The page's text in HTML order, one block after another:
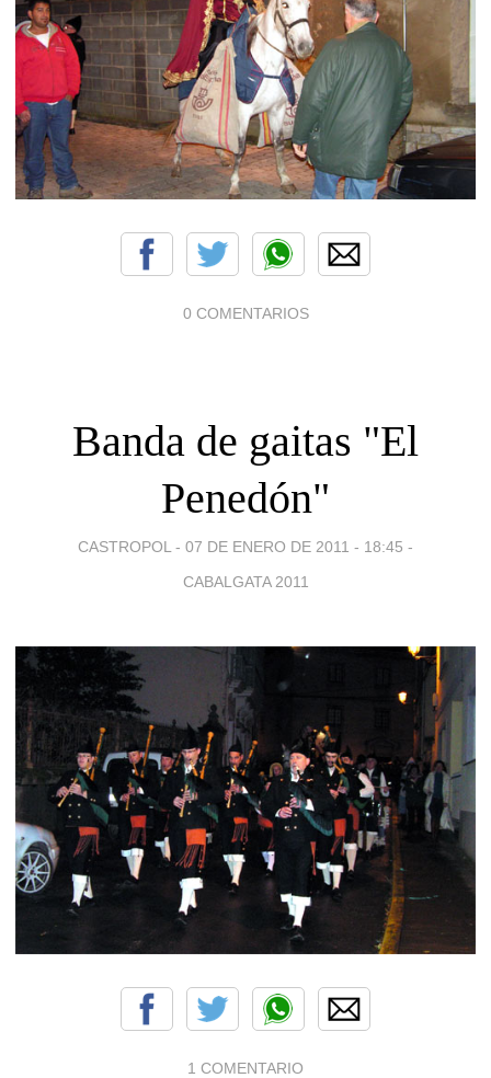
0 COMENTARIOS
Banda de gaitas "El
Penedón"
CASTROPOL - 07 DE ENERO DE 2011 - 18:45 -
CABALGATA 2011
1 COMENTARIO